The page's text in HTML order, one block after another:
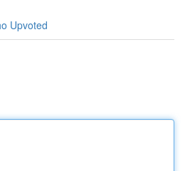
Upvoted